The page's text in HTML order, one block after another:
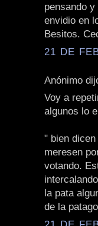
pensando
envidio en
Besitos.
21 DE
Anónimo
Voy a
algunos lo
" bien
meresen
votando.
la pata
de la